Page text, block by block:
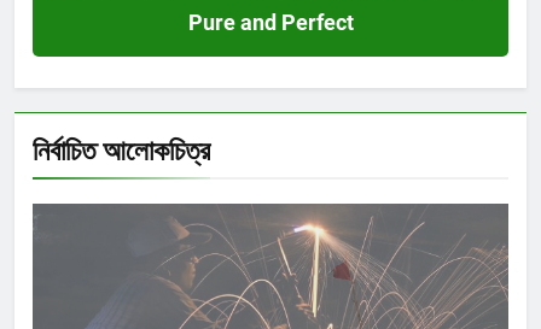
Pure and Perfect
নির্বাচিত আলোকচিত্র